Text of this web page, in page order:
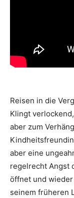
Reisen in die
Klingt
aber zum
aber eine
regelrecht Angst
öffnet und
seinem früheren